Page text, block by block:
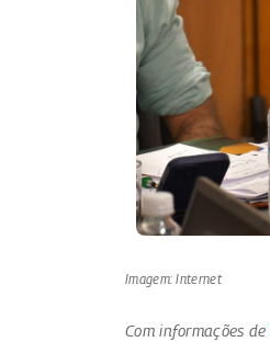
Imagem: Internet
Com informações de